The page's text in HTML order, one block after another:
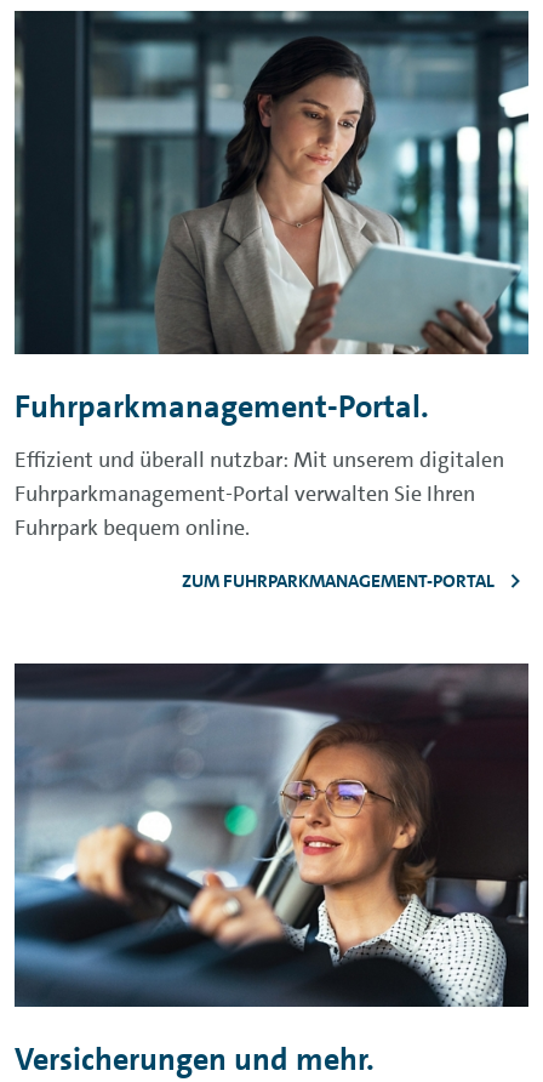
Fuhrparkmanagement-Portal.
Effizient und überall nutzbar: Mit unserem digitalen
Fuhrparkmanagement-Portal verwalten Sie Ihren
Fuhrpark bequem online.
ZUM FUHRPARKMANAGEMENT-PORTAL
Versicherungen und mehr.